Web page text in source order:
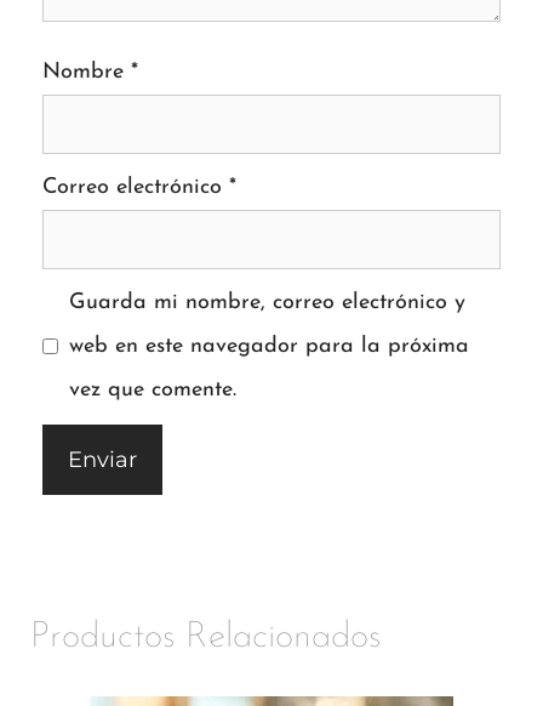
Nombre *
Correo electrónico *
Guarda mi nombre, correo electrónico y
web en este navegador para la próxima
vez que comente.
Productos Relacionados